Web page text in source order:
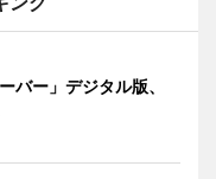
バー」デジタル版、